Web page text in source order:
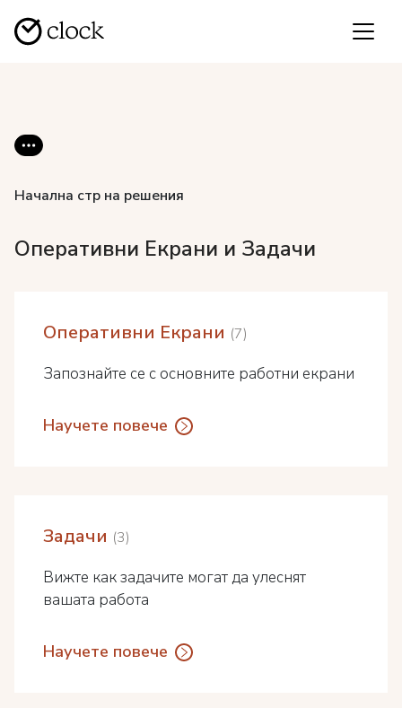
Начална стр на решения
Оперативни Екрани и Задачи
Оперативни Екрани 7
Запознайте се с основните работни екрани
Научете повече
Задачи 3
Вижте как задачите могат да улеснят
вашата работа
Научете повече